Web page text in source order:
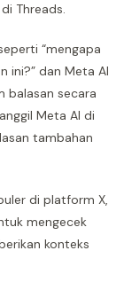
Threads.
“mengapa
ini?” dan Meta AI
balasan secara
Meta AI di
tambahan
di platform X,
mengecek
konteks